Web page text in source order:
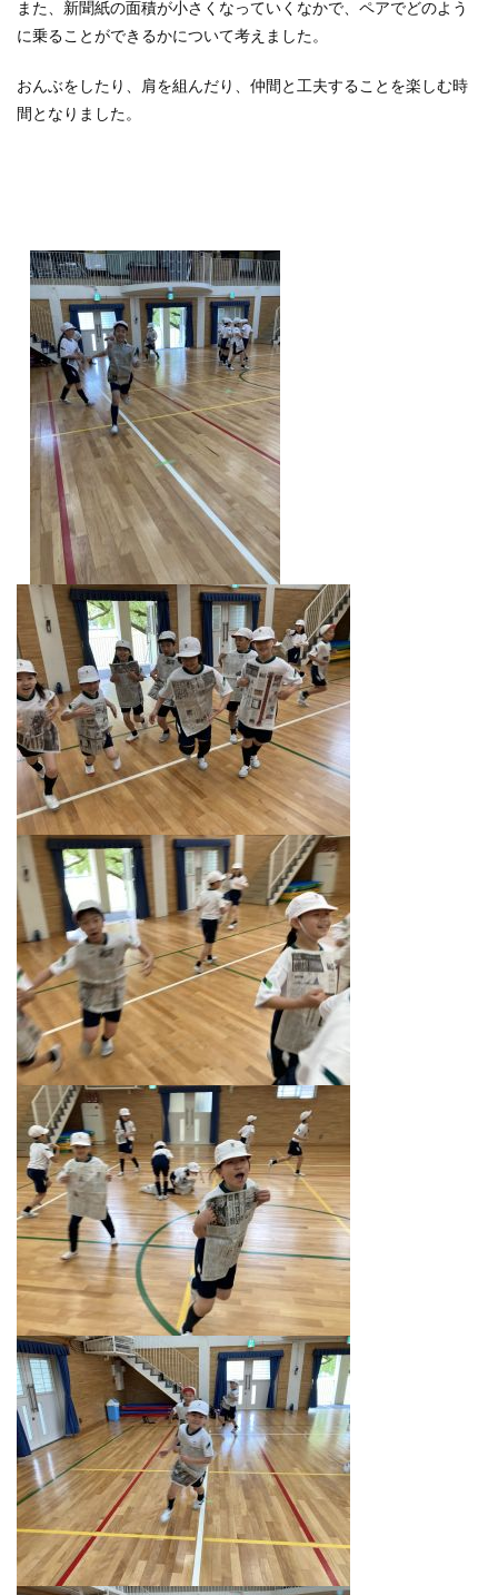
また、新聞紙の面積が小さくなっていくなかで、ペアでどのよう
に乗ることができるかについて考えました。
おんぶをしたり、肩を組んだり、仲間と工夫することを楽しむ時
間となりました。